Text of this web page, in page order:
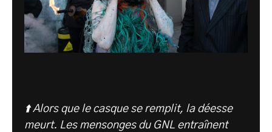
⬆️ Alors que le casque se remplit, la déesse
meurt. Les mensonges du GNL entraînent